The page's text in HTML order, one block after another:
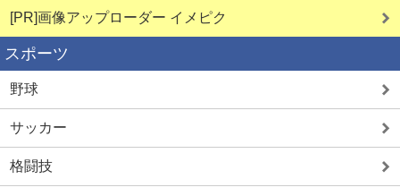
[PR]画像アップローダー イメピク
スポーツ
野球
サッカー
格闘技